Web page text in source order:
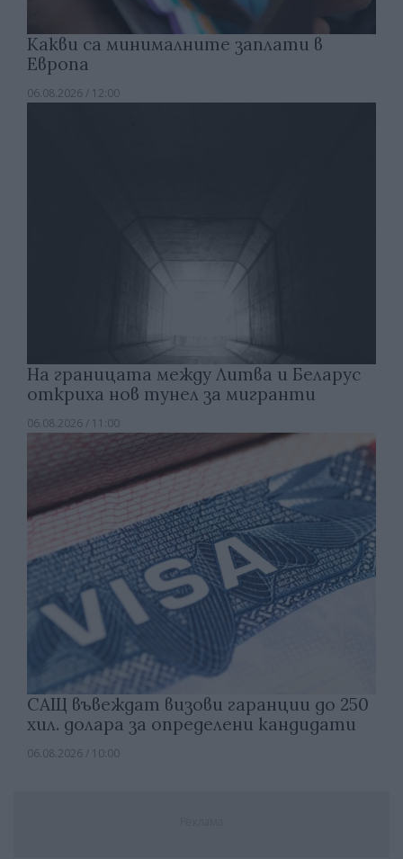
Какви са минималните заплати в
Европа
06.08.2026 / 12:00
На границата между Литва и Беларус
откриха нов тунел за мигранти
06.08.2026 / 11:00
САЩ въвеждат визови гаранции до 250
хил. долара за определени кандидати
06.08.2026 / 10:00